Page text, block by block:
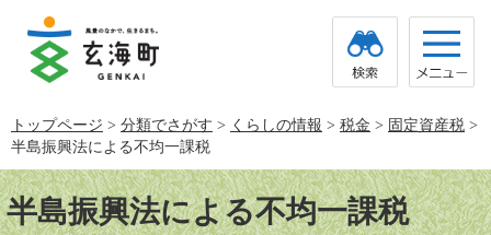
で
す。
ば
し
て
本
文
へ
トップページ > 分類でさがす > くらしの情報 > 税金 > 固定資産税 >
半島振興法による不均一課税
本
文半島振興法による不均一課税